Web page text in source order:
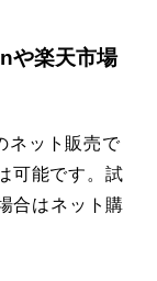
や楽天市場
ネット販売で
可能です。 試
合はネット購